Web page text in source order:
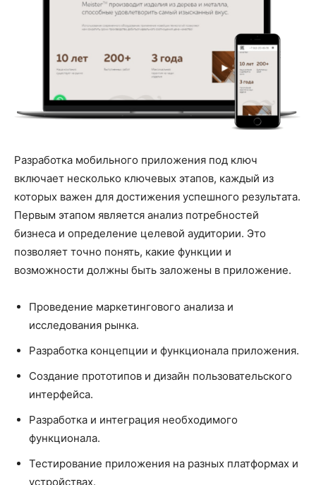
Разработка мобильного приложения под ключ
включает несколько ключевых этапов, каждый из
которых важен для достижения успешного результата.
Первым этапом является анализ потребностей
бизнеса и определение целевой аудитории. Это
позволяет точно понять, какие функции и
возможности должны быть заложены в приложение.
Проведение маркетингового анализа и
исследования рынка.
Разработка концепции и функционала приложения.
Создание прототипов и дизайн пользовательского
интерфейса.
Разработка и интеграция необходимого
функционала.
Тестирование приложения на разных платформах и
устройствах.